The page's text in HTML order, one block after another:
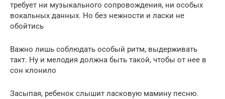
требует ни музыкального сопровождения, ни особых
вокальных данных. Но без нежности и ласки не
обойтись
Важно лишь соблюдать особый ритм, выдерживать
такт. Ну и мелодия должна быть такой, чтобы от нее в
сон клонило
Засыпая, ребенок слышит ласковую мамину песню.